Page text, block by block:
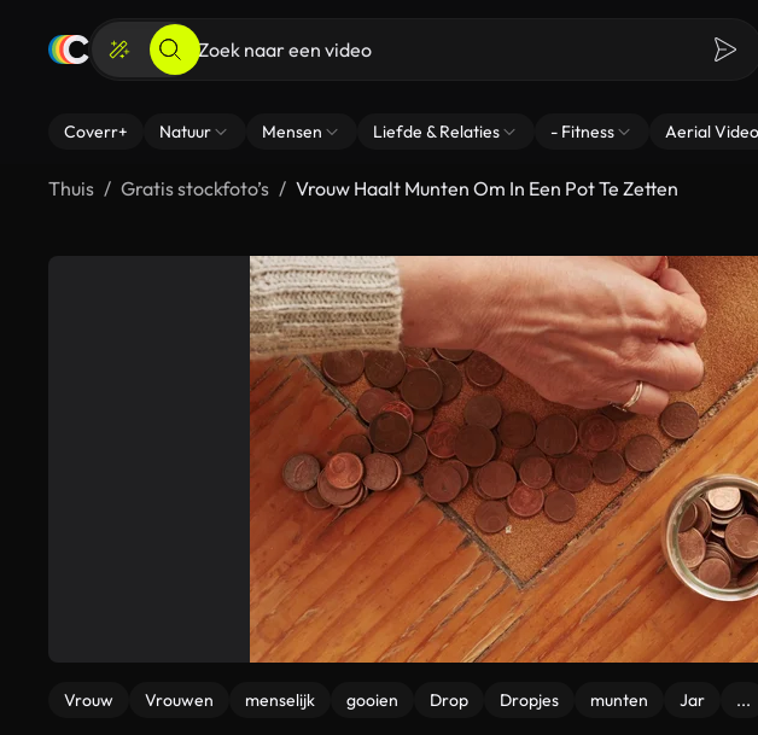
Coverr+ Natuur Mensen Liefde & Relaties - Fitness Aerial
Thuis Gratis stockfoto’s Vrouw Haalt Munten Om In Een Pot Te Zetten
Vrouw Vrouwen menselijk gooien Drop Dropjes munten Jar ...